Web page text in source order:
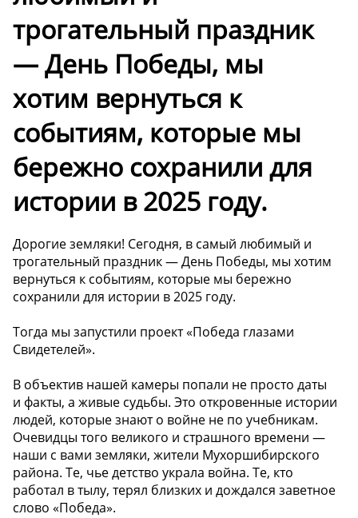
трогательный праздник
— День Победы, мы
хотим вернуться к
событиям, которые мы
бережно сохранили для
истории в 2025 году.
Дорогие земляки! Сегодня, в самый любимый и
трогательный праздник — День Победы, мы хотим
вернуться к событиям, которые мы бережно
сохранили для истории в 2025 году.
Тогда мы запустили проект «Победа глазами
Свидетелей».
В объектив нашей камеры попали не просто даты
и факты, а живые судьбы. Это откровенные истории
людей, которые знают о войне не по учебникам.
Очевидцы того великого и страшного времени —
наши с вами земляки, жители Мухоршибирского
района. Те, чье детство украла война. Те, кто
работал в тылу, терял близких и дождался заветное
слово «Победа».